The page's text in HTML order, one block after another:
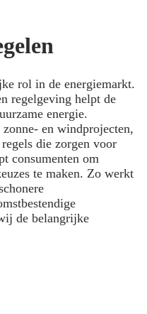
rol in de energiemarkt.
regelgeving helpt de
energie.
en windprojecten,
die zorgen voor
consumenten om
te maken. Zo werkt
de belangrijke